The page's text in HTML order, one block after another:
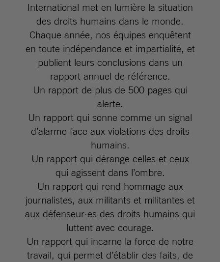
International met en lumière la situation
des droits humains dans le monde.
Chaque année, nos équipes enquêtent
en toute indépendance et impartialité, et
publient leurs conclusions dans un
rapport annuel de référence.
Un rapport de plus de 500 pages qui
alerte.
Un rapport qui sonne comme un signal
d’alarme face aux violations des droits
humains.
Un rapport qui dérange celles et ceux
qui agissent dans l’ombre.
Un rapport qui rend hommage aux
journalistes, aux militants et militantes et
aux défenseur·es des droits humains qui
luttent avec courage.
Un rapport qui incarne la force de notre
travail, qui permet d’établir des faits, de